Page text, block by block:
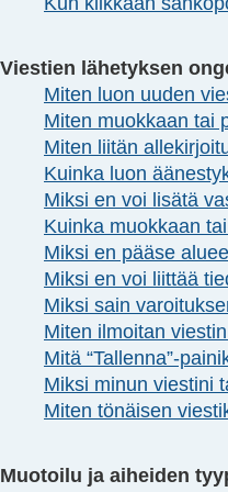
Viestien lähetyksen
Miten luon uuden
Miten muokkaan tai
Miten liitän
Kuinka luon
Miksi en voi lisätä
Kuinka muokkaan
Miksi en pääse
Miksi en voi liittää
Miksi sain
Miten ilmoitan
Mitä “Tallenna”-
Miksi minun viestini
Miten tönäisen
Muotoilu ja aiheiden